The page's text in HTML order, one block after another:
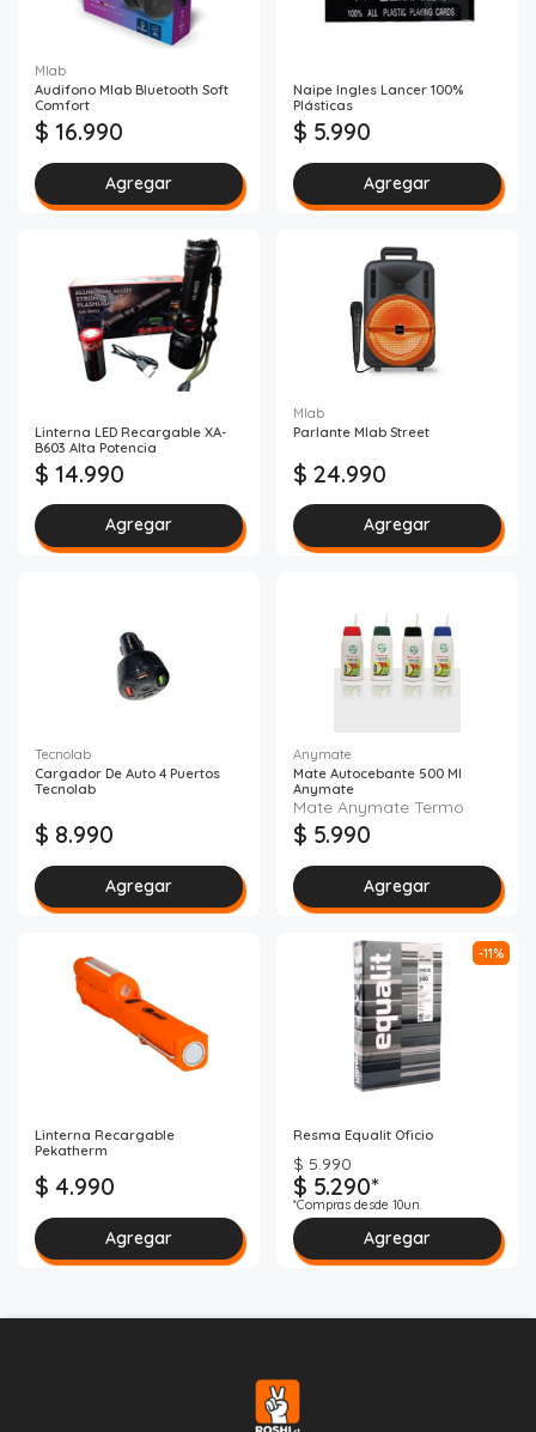
Mlab
Audifono Mlab Bluetooth Soft
Comfort
$ 16.990
Agregar
Naipe Ingles Lancer 100%
Plásticas
$ 5.990
Agregar
Linterna LED Recargable XA-
B603 Alta Potencia
$ 14.990
Agregar
Mlab
Parlante Mlab Street
$ 24.990
Agregar
Tecnolab
Cargador De Auto 4 Puertos
Tecnolab
$ 8.990
Agregar
Anymate
Mate Autocebante 500 Ml
Anymate
Mate Anymate Termo
$ 5.990
Agregar
Linterna Recargable
Pekatherm
$ 4.990
Agregar
-11%
Resma Equalit Oficio
$ 5.990
$ 5.290*
*Compras desde 10un.
Agregar